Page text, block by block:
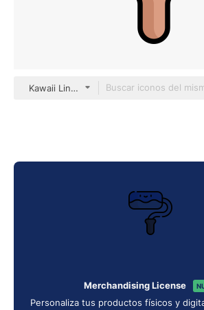
Kawaii Lineal color
Merchandising License
Personaliza tus productos físicos y